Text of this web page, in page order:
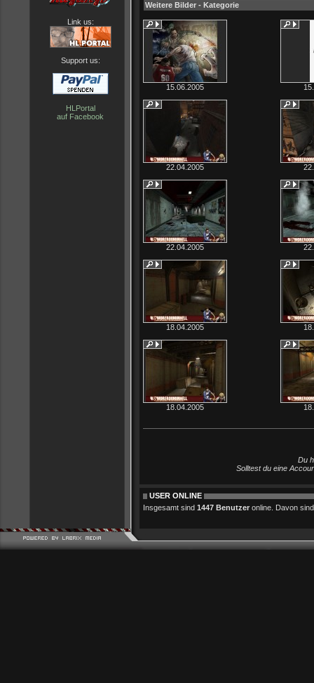
Link us:
Support us:
HLPortal
auf Facebook
Weitere Bilder - Kategorie
15.06.2005
22.04.2005
22.04.2005
18.04.2005
18.04.2005
Du
Solltest du eine
USER ONLINE
Insgesamt sind 1447 Benutzer online. Davon